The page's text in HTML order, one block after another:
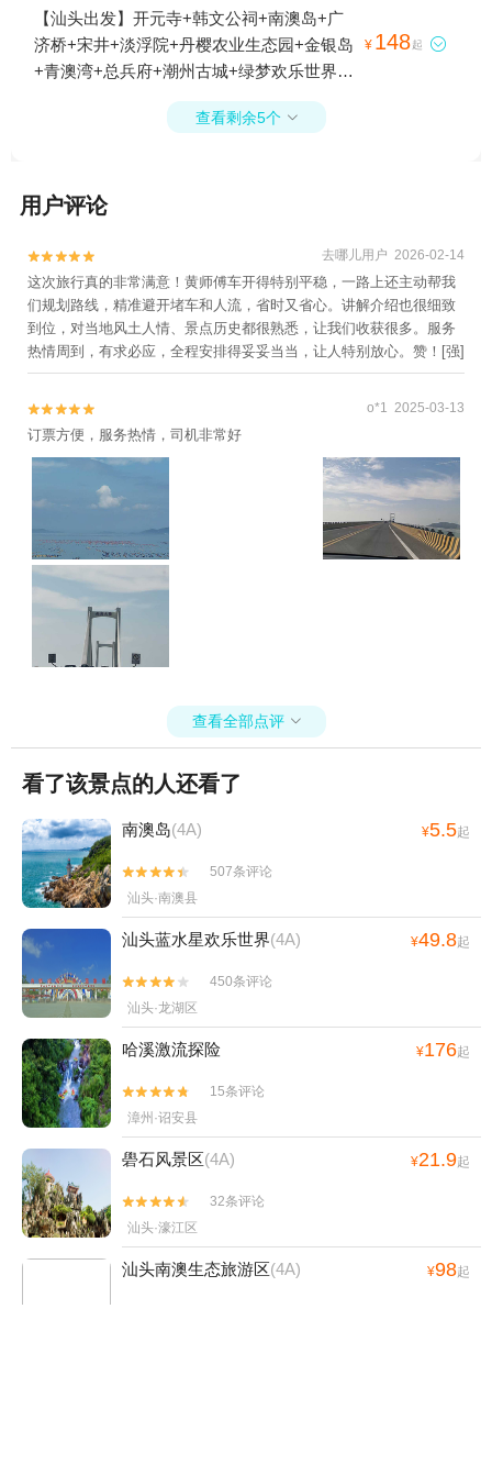
城+汕头鸿力水上乐园+中海黄金海岸水上乐
园+汕头本地玩乐+南澳北回归线标志自然之
门+南澳大桥+汕头小公园+狮子城文化创意
动中心+汕头老城+后花园生态旅游村+牌坊
【汕头出发】开元寺+韩文公祠+南澳岛+广
济桥+宋井+淡浮院+丹樱农业生态园+金银岛
+青澳湾+总兵府+潮州古城+绿梦欢乐世界
+中海黄金海岸水上乐园+潮州绿太阳欢乐世
界+南澳大桥+汕头小公园+南澳冰雪主题乐
¥ 148起 
查看剩余5个 
用户评论

 去哪儿用户 2026-02-14
这次旅行真的非常满意！黄师傅车开得特别平稳，一路上还主动帮我
们规划路线，精准避开堵车和人流，省时又省心。讲解介绍也很细致
到位，对当地风土人情、景点历史都很熟悉，让我们收获很多。服务
热情周到，有求必应，全程安排得妥妥当当，让人特别放心。赞！[强]

 o*1 2025-03-13
订票方便，服务热情，司机非常好
查看全部点评 
看了该景点的人还看了
南澳岛(4A) ¥5.5起


507条评论
汕头·南澳县
汕头蓝水星欢乐世界(4A) ¥49.8起


450条评论
汕头·龙湖区
哈溪激流探险 ¥176起


15条评论
漳州·诏安县
礐石风景区(4A) ¥21.9起


32条评论
汕头·濠江区
汕头南澳生态旅游区(4A) ¥98起